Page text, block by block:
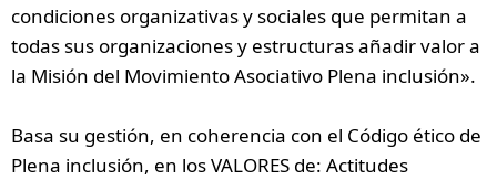
condiciones organizativas y sociales que permitan a
todas sus organizaciones y estructuras añadir valor a
la Misión del Movimiento Asociativo Plena inclusión».
Basa su gestión, en coherencia con el Código ético de
Plena inclusión, en los VALORES de: Actitudes